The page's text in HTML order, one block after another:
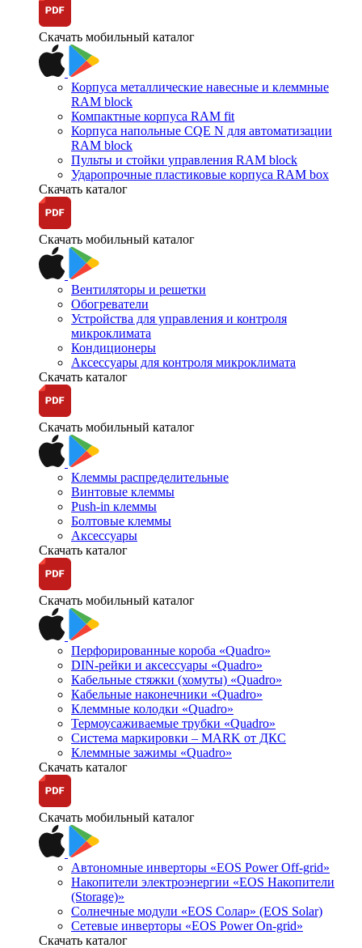
Скачать мобильный каталог
Корпуса металлические навесные и клеммные
RAM block
Компактные корпуса RAM fit
Корпуса напольные CQE N для автоматизации
RAM block
Пульты и стойки управления RAM block
Ударопрочные пластиковые корпуса RAM box
Скачать каталог
Скачать мобильный каталог
Вентиляторы и решетки
Обогреватели
Устройства для управления и контроля
микроклимата
Кондиционеры
Аксессуары для контроля микроклимата
Скачать каталог
Скачать мобильный каталог
Клеммы распределительные
Винтовые клеммы
Push-in клеммы
Болтовые клеммы
Аксессуары
Скачать каталог
Скачать мобильный каталог
Перфорированные короба «Quadro»
DIN-рейки и аксессуары «Quadro»
Кабельные стяжки (хомуты) «Quadro»
Кабельные наконечники «Quadro»
Клеммные колодки «Quadro»
Термоусаживаемые трубки «Quadro»
Система маркировки – MARK от ДКС
Клеммные зажимы «Quadro»
Скачать каталог
Скачать мобильный каталог
Автономные инверторы «EOS Power Off-grid»
Накопители электроэнергии «EOS Накопители
(Storage)»
Солнечные модули «EOS Солар» (EOS Solar)
Сетевые инверторы «EOS Power On-grid»
Скачать каталог